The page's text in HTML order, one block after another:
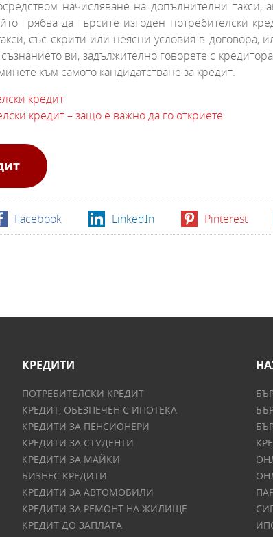
начисляване на допълнителни
трябва да търсите изгоден потребителски
със скрити или неясни условия в договора,
ви, задължително говорете с
към самото кандидатстване за кредит.
кредит
кредит – защо е важно да го откриете
Facebook LinkedIn Pinterest
КРЕДИТИ
ПОТРЕБИТЕЛСКИ КРЕДИТ
КРЕДИТ, ОБЕЗПЕЧЕН С ИПОТЕКА
КРЕДИТИ ЗА ПЕНСИОНЕРИ
КРЕДИТИ ЗА СТУДЕНТИ
КРЕДИТИ ЗА МАЙКИ
БИЗНЕС КРЕДИТИ
КРЕДИТИ ЗА АВТОМОБИЛИ
КРЕДИТИ ЗА РЕМОНТ НА ЖИЛИЩЕ
КРЕДИТ ДО ЗАПЛАТА